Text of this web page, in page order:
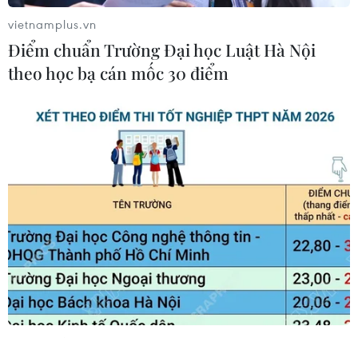
biên cương thiêng liêng của Tổ quốc, cho đất
nước trọn niềm vui đón Xuân sang.
Chiều 30 Tết nơi biên giới, khi những tia nắng
yếu ớt khuất dần sau dãy núi, chúng tôi cũng
vừa kịp đặt chân đến trạm gác của đồn Biên
phòng Cửa khẩu quốc tế Lệ Thanh (huyện Đức
Cơ, tỉnh Gia Lai).
Trạm gác chỉ trang trí một cành bông lau trắng
xóa nhưng cũng đủ tô điểm cho không khí Xuân
đang đến nơi đây.
Ở góc bếp nhỏ rực lửa, các chiến sỹ đang tất bật
chuẩn bị bữa cơm cuối năm, tiếng cười nói rộn
vang, nồng ấm như một gia đình.
vietnamplus.vn
Điểm chuẩn Trường Đại học Luật Hà Nội
theo học bạ cán mốc 30 điểm